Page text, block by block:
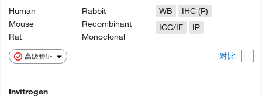
高级验证 对比
Human
Mouse
Rat
Rabbit
Recombinant
Monoclonal
WB
IHC (P)
ICC/IF
IP
Invitrogen